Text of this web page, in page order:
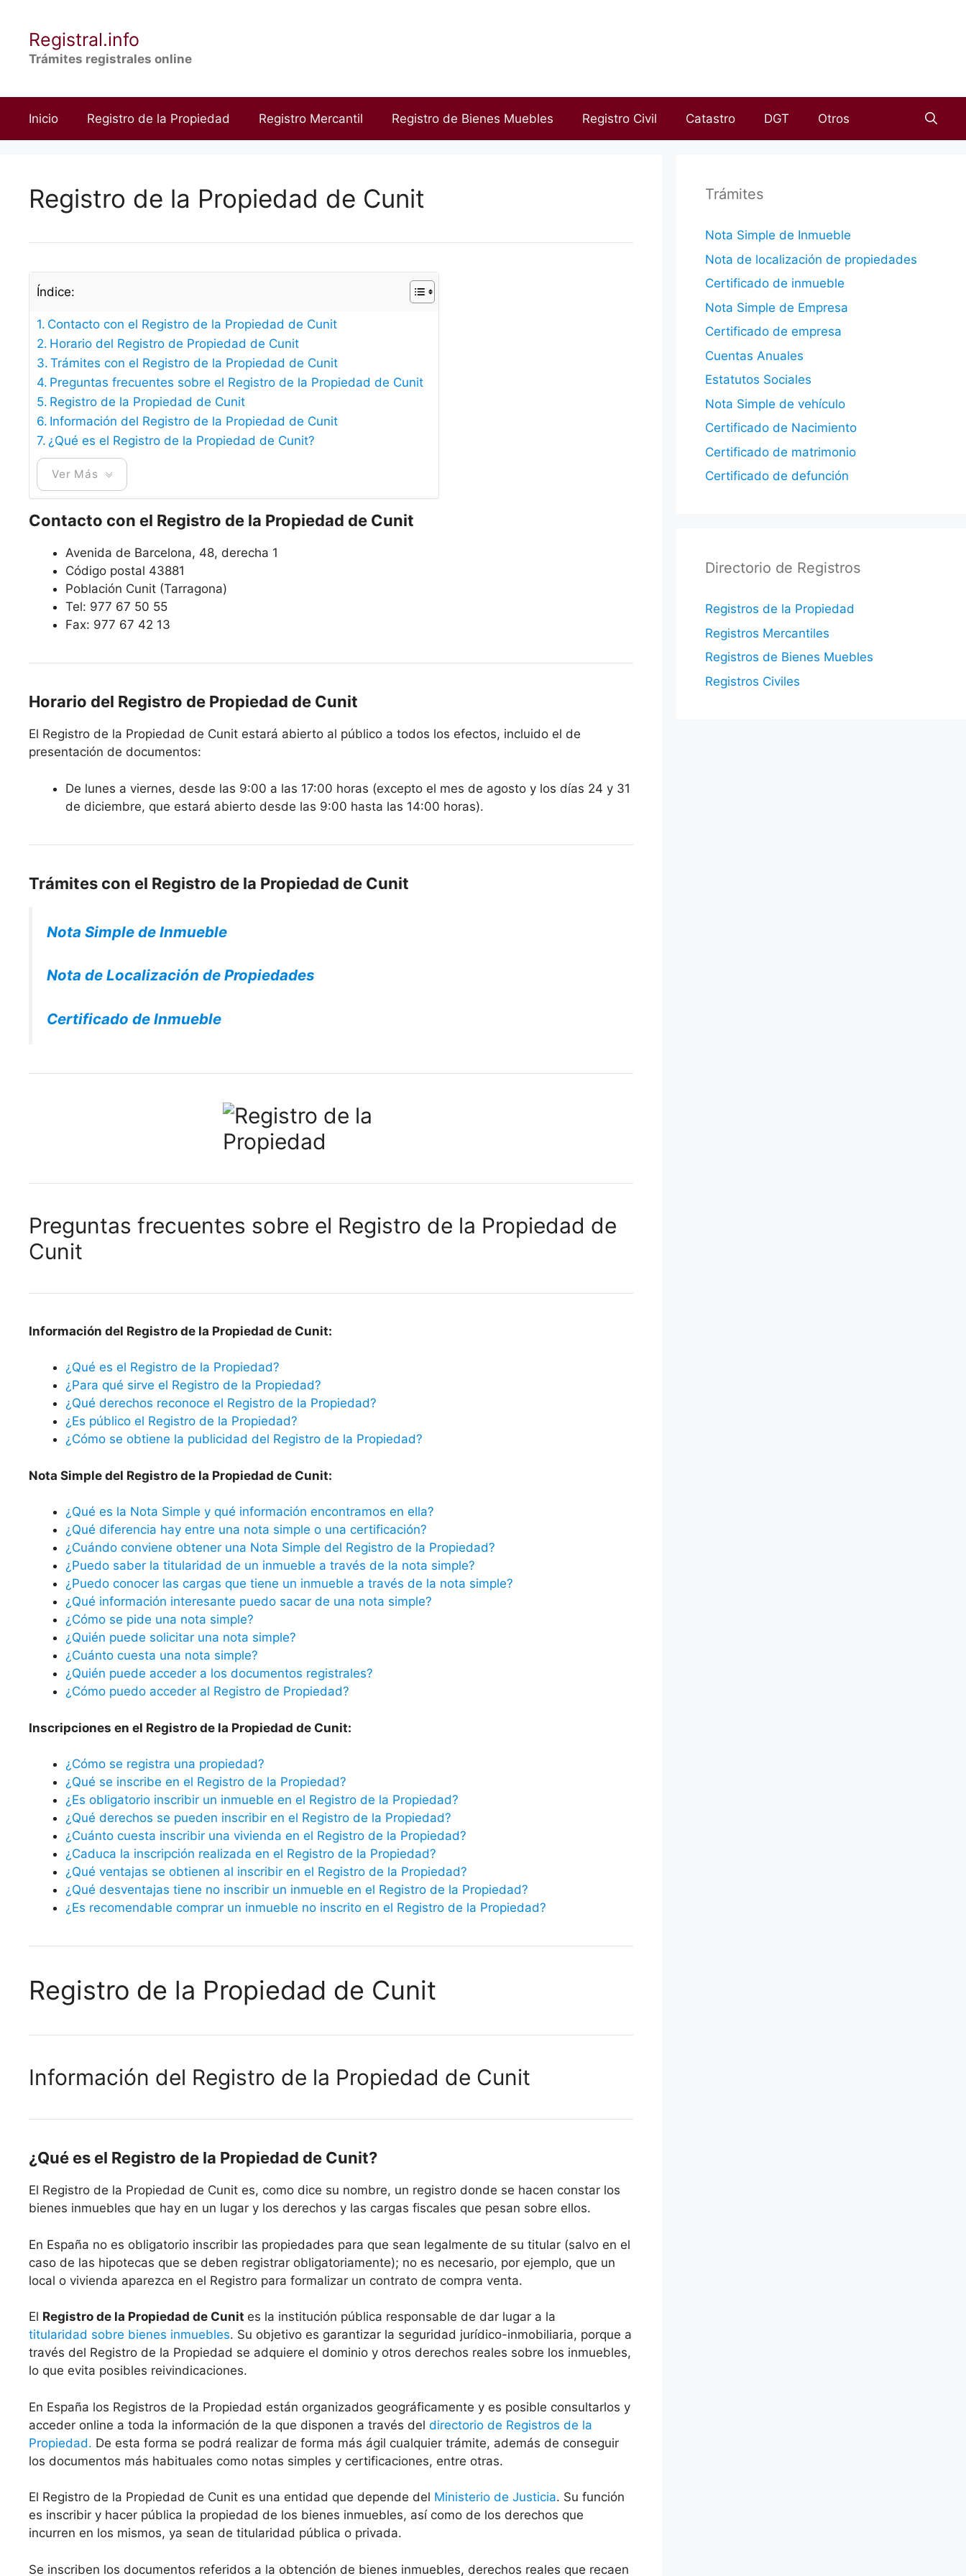
contenidoRegistral.info
Trámites registrales online
Inicio Registro de la Propiedad Registro Mercantil Registro de Bienes Muebles Registro Civil Catastro DGT Otros
Registro de la Propiedad de Cunit
Índice:
Contacto con el Registro de la Propiedad de Cunit
Horario del Registro de Propiedad de Cunit
Trámites con el Registro de la Propiedad de Cunit
Preguntas frecuentes sobre el Registro de la Propiedad de Cunit
Registro de la Propiedad de Cunit
Información del Registro de la Propiedad de Cunit
¿Qué es el Registro de la Propiedad de Cunit?
Ver Más
Contacto con el Registro de la Propiedad de Cunit
Avenida de Barcelona, 48, derecha 1
Código postal 43881
Población Cunit (Tarragona)
Tel: 977 67 50 55
Fax: 977 67 42 13
Horario del Registro de Propiedad de Cunit
El Registro de la Propiedad de Cunit estará abierto al público a todos los efectos, incluido el de
presentación de documentos:
De lunes a viernes, desde las 9:00 a las 17:00 horas (excepto el mes de agosto y los días 24 y 31
de diciembre, que estará abierto desde las 9:00 hasta las 14:00 horas).
Trámites con el Registro de la Propiedad de Cunit
Nota Simple de Inmueble
Nota de Localización de Propiedades
Certificado de Inmueble
Preguntas frecuentes sobre el Registro de la Propiedad de
Cunit
Información del Registro de la Propiedad de Cunit:
¿Qué es el Registro de la Propiedad?
¿Para qué sirve el Registro de la Propiedad?
¿Qué derechos reconoce el Registro de la Propiedad?
¿Es público el Registro de la Propiedad?
¿Cómo se obtiene la publicidad del Registro de la Propiedad?
Nota Simple del Registro de la Propiedad de Cunit:
¿Qué es la Nota Simple y qué información encontramos en ella?
¿Qué diferencia hay entre una nota simple o una certificación?
¿Cuándo conviene obtener una Nota Simple del Registro de la Propiedad?
¿Puedo saber la titularidad de un inmueble a través de la nota simple?
¿Puedo conocer las cargas que tiene un inmueble a través de la nota simple?
¿Qué información interesante puedo sacar de una nota simple?
¿Cómo se pide una nota simple?
¿Quién puede solicitar una nota simple?
¿Cuánto cuesta una nota simple?
¿Quién puede acceder a los documentos registrales?
¿Cómo puedo acceder al Registro de Propiedad?
Inscripciones en el Registro de la Propiedad de Cunit:
¿Cómo se registra una propiedad?
¿Qué se inscribe en el Registro de la Propiedad?
¿Es obligatorio inscribir un inmueble en el Registro de la Propiedad?
¿Qué derechos se pueden inscribir en el Registro de la Propiedad?
¿Cuánto cuesta inscribir una vivienda en el Registro de la Propiedad?
¿Caduca la inscripción realizada en el Registro de la Propiedad?
¿Qué ventajas se obtienen al inscribir en el Registro de la Propiedad?
¿Qué desventajas tiene no inscribir un inmueble en el Registro de la Propiedad?
¿Es recomendable comprar un inmueble no inscrito en el Registro de la Propiedad?
Registro de la Propiedad de Cunit
Información del Registro de la Propiedad de Cunit
¿Qué es el Registro de la Propiedad de Cunit?
El Registro de la Propiedad de Cunit es, como dice su nombre, un registro donde se hacen constar los
bienes inmuebles que hay en un lugar y los derechos y las cargas fiscales que pesan sobre ellos.
En España no es obligatorio inscribir las propiedades para que sean legalmente de su titular (salvo en el
caso de las hipotecas que se deben registrar obligatoriamente); no es necesario, por ejemplo, que un
local o vivienda aparezca en el Registro para formalizar un contrato de compra venta.
El Registro de la Propiedad de Cunit es la institución pública responsable de dar lugar a la
titularidad sobre bienes inmuebles. Su objetivo es garantizar la seguridad jurídico-inmobiliaria, porque a
través del Registro de la Propiedad se adquiere el dominio y otros derechos reales sobre los inmuebles,
lo que evita posibles reivindicaciones.
En España los Registros de la Propiedad están organizados geográficamente y es posible consultarlos y
acceder online a toda la información de la que disponen a través del directorio de Registros de la
Propiedad. De esta forma se podrá realizar de forma más ágil cualquier trámite, además de conseguir
los documentos más habituales como notas simples y certificaciones, entre otras.
El Registro de la Propiedad de Cunit es una entidad que depende del Ministerio de Justicia. Su función
es inscribir y hacer pública la propiedad de los bienes inmuebles, así como de los derechos que
incurren en los mismos, ya sean de titularidad pública o privada.
Se inscriben los documentos referidos a la obtención de bienes inmuebles, derechos reales que recaen
Trámites
Nota Simple de Inmueble
Nota de localización de propiedades
Certificado de inmueble
Nota Simple de Empresa
Certificado de empresa
Cuentas Anuales
Estatutos Sociales
Nota Simple de vehículo
Certificado de Nacimiento
Certificado de matrimonio
Certificado de defunción
Directorio de Registros
Registros de la Propiedad
Registros Mercantiles
Registros de Bienes Muebles
Registros Civiles